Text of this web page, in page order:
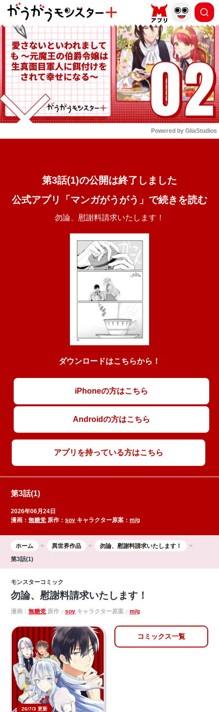
もっと読む
Powered by GliaStudios
第3話(1)の公開は終了しました
公式アプリ「マンガがうがう」で続きを読む
勿論、慰謝料請求いたします！
ダウンロードはこちらから！
iPhoneの方はこちら
Androidの方はこちら
アプリを持っている方はこちら
第3話(1)
2026年06月24日
漫画：無糖党 原作：soy キャラクター原案：m/g
ホーム 異世界作品
勿論、慰謝料請求いたします！
第3話(1)
モンスターコミック
勿論、慰謝料請求いたします！
漫画：無糖党 原作：soy キャラクター原案：m/g
26/7/3 更新
コミックス一覧